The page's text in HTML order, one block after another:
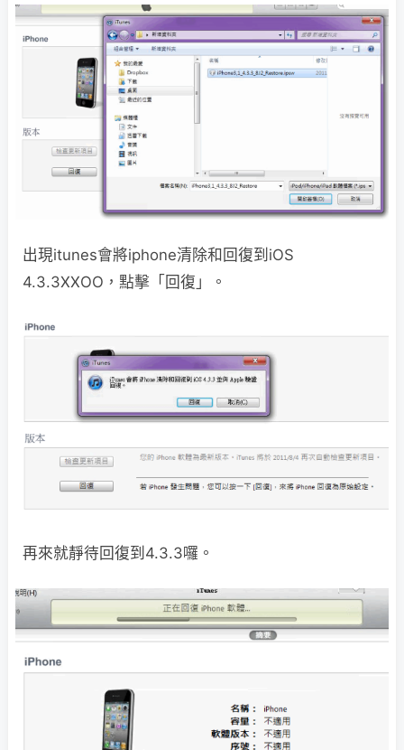
出現itunes會將iphone清除和回復到iOS
4.3.3XXOO，點擊「回復」。
再來就靜待回復到4.3.3囉。